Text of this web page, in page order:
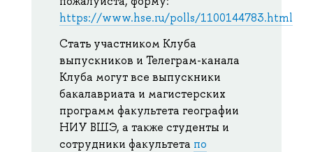
https://www.hse.ru/polls/1100144783.html
Стать участником Клуба
выпускников и Телеграм-канала
Клуба могут все выпускники
бакалавриата и магистерских
программ факультета географии
НИУ ВШЭ, а также студенты и
сотрудники факультета по